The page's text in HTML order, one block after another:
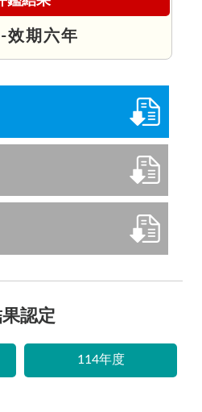
效期六年
認定
114年度